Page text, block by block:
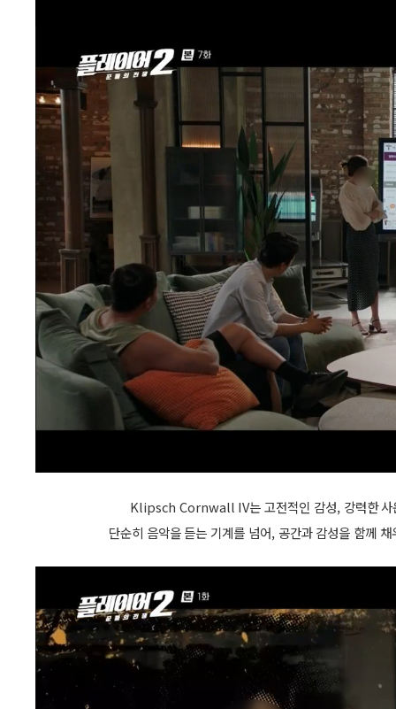
Klipsch Cornwall IV는 고전적인 감성, 강력한 사
단순히 음악을 듣는 기계를 넘어, 공간과 감성을 함께